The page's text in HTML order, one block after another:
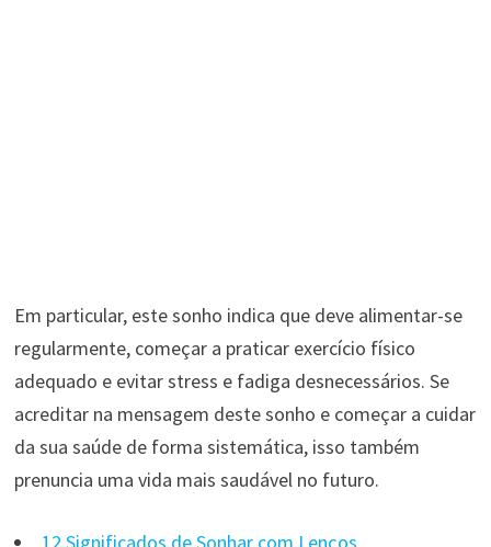
Em particular, este sonho indica que deve alimentar-se
regularmente, começar a praticar exercício físico
adequado e evitar stress e fadiga desnecessários. Se
acreditar na mensagem deste sonho e começar a cuidar
da sua saúde de forma sistemática, isso também
prenuncia uma vida mais saudável no futuro.